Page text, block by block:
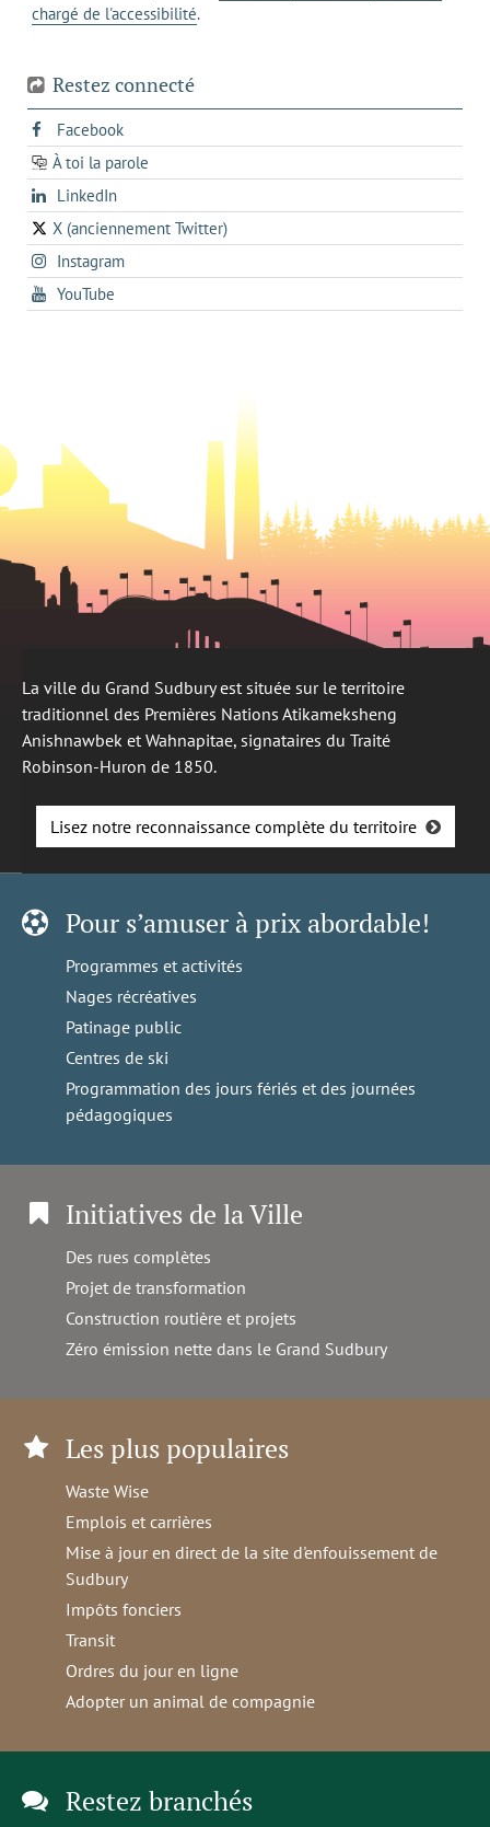
chargé de l'accessibilité.
Restez connecté
Facebooks'ouvre
dans
un
onglet
À toi la parole
opens
in
a
new
tab
LinkedInopens
in
a
new
X (anciennement Twitter)
s'ouvre
dans
un
nouvel
Instagrams'ouvre
dans
un
YouTube
dans
La ville du Grand Sudbury est située sur le territoire
traditionnel des Premières Nations Atikameksheng
Anishnawbek et Wahnapitae, signataires du Traité
Robinson-Huron de 1850.
Lisez notre reconnaissance complète du territoire
Pour s’amuser à prix abordable!
Programmes et activités
Nages récréatives
Patinage public
Centres de ski
Programmation des jours fériés et des journées
pédagogiques
Initiatives de la Ville
Des rues complètes
Projet de transformation
Construction routière et projets
Zéro émission nette dans le Grand Sudbury
Les plus populaires
Waste Wise
Emplois et carrières
Mise à jour en direct de la site d'enfouissement de
Sudbury
Impôts fonciers
Transit
Ordres du jour en ligne
Adopter un animal de compagnie
Restez branchés